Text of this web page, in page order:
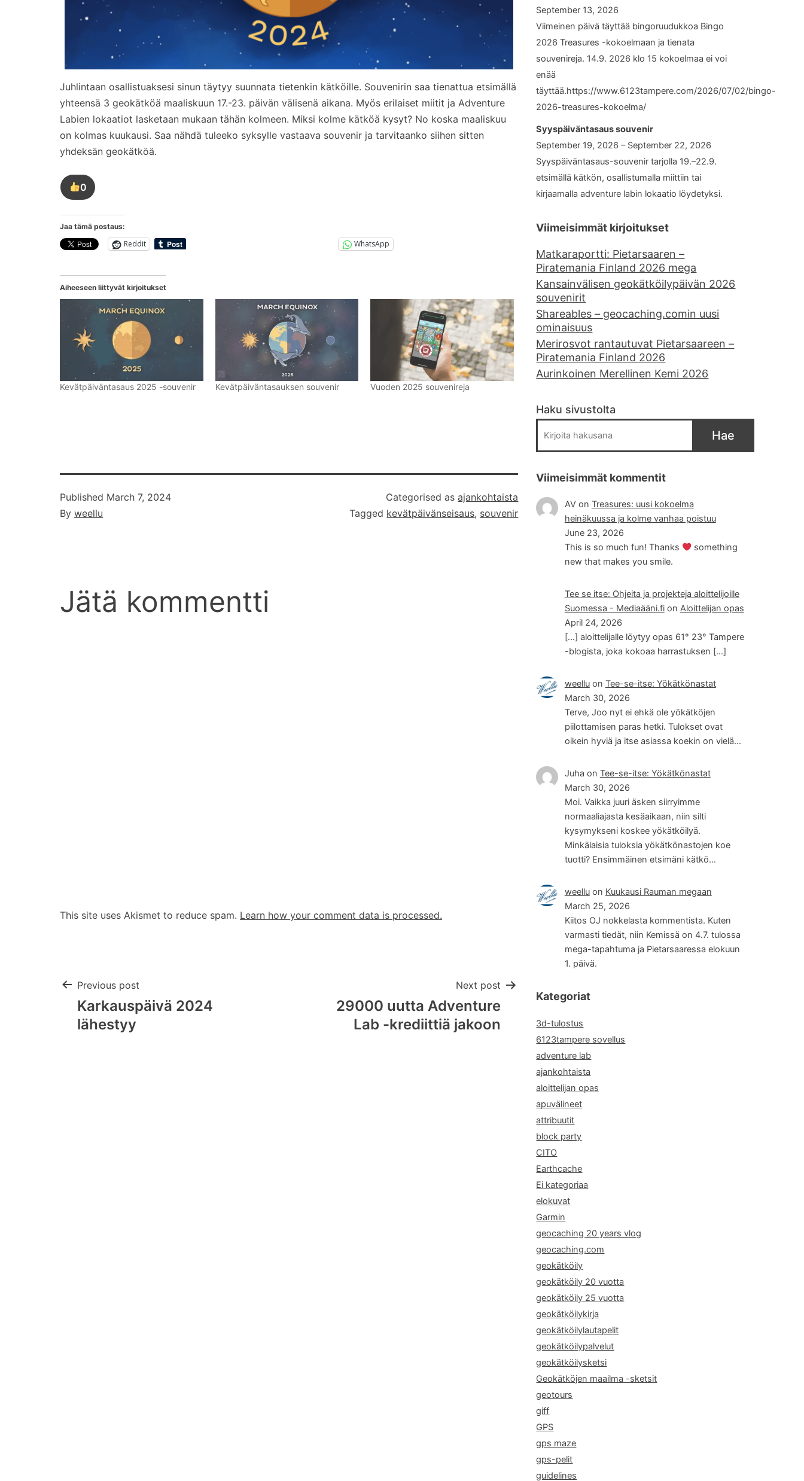
Juhlintaan osallistuaksesi sinun täytyy suunnata tietenkin kätköille. Souvenirin saa tienattua etsimällä
yhteensä 3 geokätköä maaliskuun 17.-23. päivän välisenä aikana. Myös erilaiset miitit ja Adventure
Labien lokaatiot lasketaan mukaan tähän kolmeen. Miksi kolme kätköä kysyt? No koska maaliskuu
on kolmas kuukausi. Saa nähdä tuleeko syksylle vastaava souvenir ja tarvitaanko siihen sitten
yhdeksän geokätköä.
0
Tykkää
tästä
Jaa tämä postaus:
Reddit WhatsApp
Aiheeseen liittyvät kirjoitukset
Kevätpäiväntasaus 2025 -souvenir Kevätpäiväntasauksen souvenir Vuoden 2025 souvenireja
Published March 7, 2024
By weellu
Categorised asajankohtaista
Tagged kevätpäivänseisaus, souvenir
Jätä kommentti
This site uses Akismet to reduce spam. Learn how your comment data is processed.
Post
navigation
Previous post
Karkauspäivä 2024
lähestyy
Next post
29000 uutta Adventure
Lab -krediittiä jakoon
September 13, 2026
Viimeinen päivä täyttää bingoruudukkoa Bingo
2026 Treasures -kokoelmaan ja tienata
souvenireja. 14.9. 2026 klo 15 kokoelmaa ei voi
enää
täyttää.https://www.6123tampere.com/2026/07/02/bingo-
2026-treasures-kokoelma/
Syyspäiväntasaus souvenir
September 19, 2026 – September 22, 2026
Syyspäiväntasaus-souvenir tarjolla 19.–22.9.
etsimällä kätkön, osallistumalla miittiin tai
kirjaamalla adventure labin lokaatio löydetyksi.
Viimeisimmät kirjoitukset
Matkaraportti: Pietarsaaren –
Piratemania Finland 2026 mega
Kansainvälisen geokätköilypäivän 2026
souvenirit
Shareables – geocaching.comin uusi
ominaisuus
Merirosvot rantautuvat Pietarsaareen –
Piratemania Finland 2026
Aurinkoinen Merellinen Kemi 2026
Haku sivustolta
Hae
Viimeisimmät kommentit
AVon Treasures: uusi kokoelma
heinäkuussa ja kolme vanhaa poistuu
June 23, 2026
This is so much fun! Thanks
something
new that makes you smile.
Tee se itse: Ohjeita ja projekteja aloittelijoille
Suomessa - Mediaääni.fion Aloittelijan opas
April 24, 2026
[…] aloittelijalle löytyy opas 61° 23° Tampere
-blogista, joka kokoaa harrastuksen […]
weelluon Tee-se-itse: Yökätkönastat
March 30, 2026
Terve, Joo nyt ei ehkä ole yökätköjen
piilottamisen paras hetki. Tulokset ovat
oikein hyviä ja itse asiassa koekin on vielä…
Juha on Tee-se-itse: Yökätkönastat
March 30, 2026
Moi. Vaikka juuri äsken siirryimme
normaaliajasta kesäaikaan, niin silti
kysymykseni koskee yökätköilyä.
Minkälaisia tuloksia yökätkönastojen koe
tuotti? Ensimmäinen etsimäni kätkö…
weelluon Kuukausi Rauman megaan
March 25, 2026
Kiitos OJ nokkelasta kommentista. Kuten
varmasti tiedät, niin Kemissä on 4.7. tulossa
mega-tapahtuma ja Pietarsaaressa elokuun
1. päivä.
Kategoriat
3d-tulostus
6123tampere sovellus
adventure lab
ajankohtaista
aloittelijan opas
apuvälineet
attribuutit
block party
CITO
Earthcache
Ei kategoriaa
elokuvat
Garmin
geocaching 20 years vlog
geocaching.com
geokätköily
geokätköily 20 vuotta
geokätköily 25 vuotta
geokätköilykirja
geokätköilylautapelit
geokätköilypalvelut
geokätköilysketsi
Geokätköjen maailma -sketsit
geotours
giff
GPS
gps maze
gps-pelit
guidelines